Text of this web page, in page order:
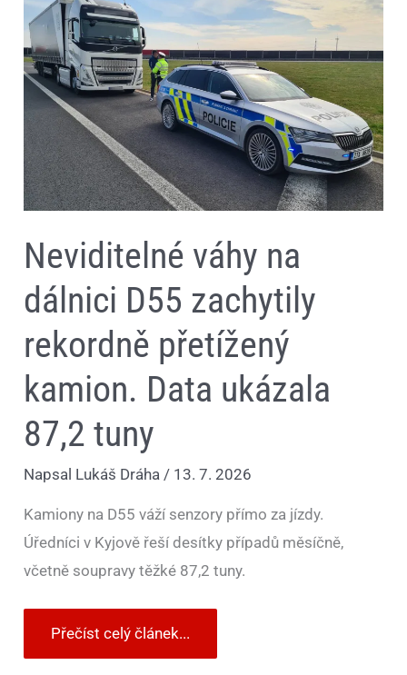
Neviditelné váhy na
dálnici D55 zachytily
rekordně přetížený
kamion. Data ukázala
87,2 tuny
Napsal Lukáš Dráha/ 13. 7. 2026
Kamiony na D55 váží senzory přímo za jízdy.
Úředníci v Kyjově řeší desítky případů měsíčně,
včetně soupravy těžké 87,2 tuny.
dálnici
D55
zachytily
rekordně
přetížený
kamion.
Data
ukázala
87,2
tuny
Přečíst celý článek...